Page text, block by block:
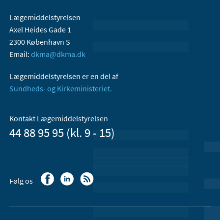
Lægemiddelstyrelsen
Axel Heides Gade 1
2300 København S
Email: dkma@dkma.dk
Lægemiddelstyrelsen er en del af
Sundheds- og Kirkeministeriet.
Kontakt Lægemiddelstyrelsen
44 88 95 95 (kl. 9 - 15)
Følg os